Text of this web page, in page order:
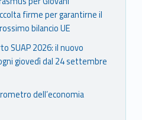
firme per garantirne il
bilancio UE
SUAP 2026: il nuovo
giovedì dal 24 settembre
dell’economia